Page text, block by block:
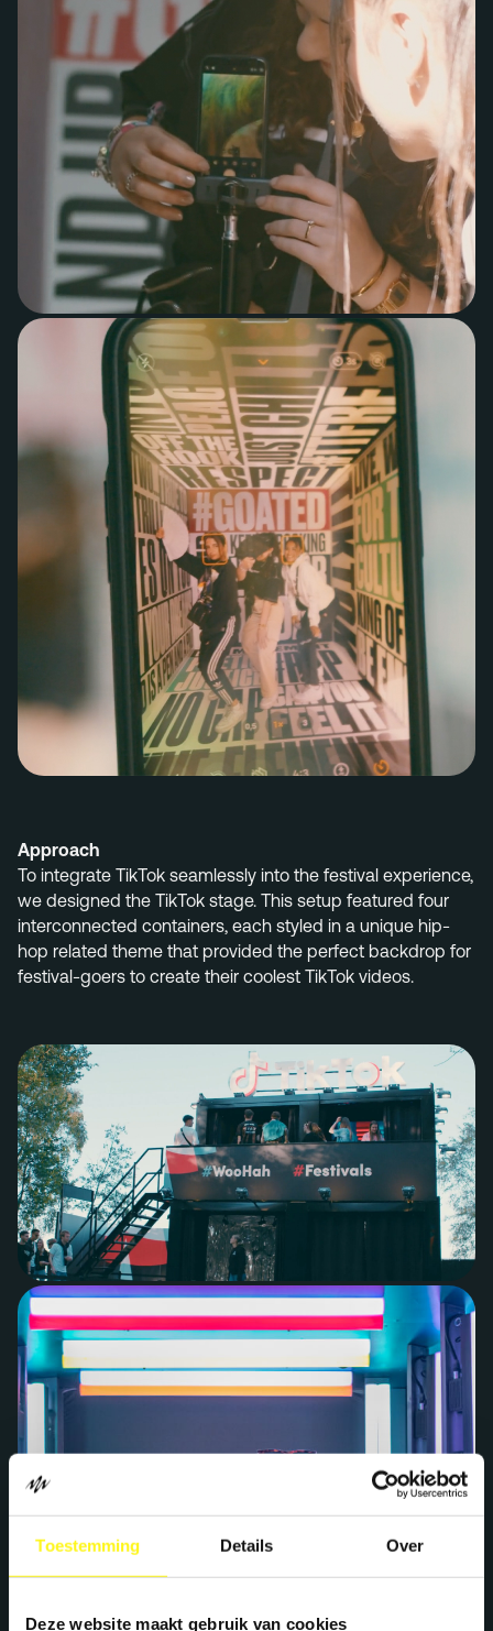
Toestemming Details Over
Deze website maakt gebruik van cookies
Approach
To integrate TikTok seamlessly into the festival experience,
we designed the TikTok stage. This setup featured four
interconnected containers, each styled in a unique hip-
hop related theme that provided the perfect backdrop for
festival-goers to create their coolest TikTok videos.